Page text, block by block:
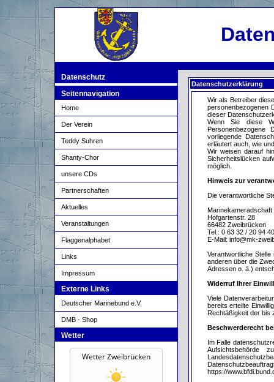
Datenschutz
Seitennavigation
Home
Der Verein
Teddy Suhren
Shanty-Chor
unsere CDs
Partnerschaften
Aktuelles
Veranstaltungen
Flaggenalphabet
Links
Impressum
Externe Links
Deutscher Marinebund e.V.
DMB - Shop
Wetter
Wetter Zweibrücken
Datenschutzerklärung
Wir als Betreiber
personenbezogenen
dieser
Wenn Sie diese
vorliegende
erläutert auch, wie
Wir weisen darauf
Sicherheitslücken
möglich.
Hinweis zur
Die verantwortliche
Marinekameradschaft
Hofgartenstr. 28
66482 Zweibrücken
Tel.: 0 63 32 / 20 94 40
E-Mail: info@mk-
Verantwortliche
anderen über die
Adressen o. ä.)
Widerruf Ihrer
Viele
bereits erteilte
Rechtäßigkeit der bis
Beschwerderecht
Im Falle
Aufsichtsbehörde
https://